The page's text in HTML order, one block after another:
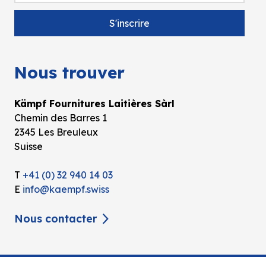
Nous trouver
Kämpf Fournitures Laitières Sàrl
Chemin des Barres 1
2345 Les Breuleux
Suisse
T +41 (0) 32 940 14 03
E info@kaempf.swiss
Nous contacter